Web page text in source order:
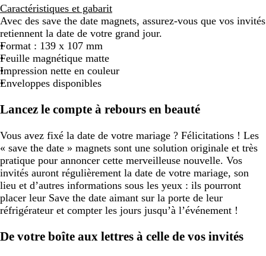
Caractéristiques et gabarit
Avec des save the date magnets, assurez-vous que vos invités
retiennent la date de votre grand jour.
Format : 139 x 107 mm
Feuille magnétique matte
Impression nette en couleur
Enveloppes disponibles
Lancez le compte à rebours en beauté
Vous avez fixé la date de votre mariage ? Félicitations ! Les
« save the date » magnets sont une solution originale et très
pratique pour annoncer cette merveilleuse nouvelle. Vos
invités auront régulièrement la date de votre mariage, son
lieu et d’autres informations sous les yeux : ils pourront
placer leur Save the date aimant sur la porte de leur
réfrigérateur et compter les jours jusqu’à l’événement !
De votre boîte aux lettres à celle de vos invités